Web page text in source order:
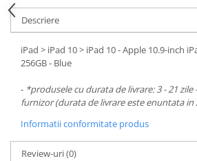
Descriere
iPad > iPad 10 > iPad 10 - Apple 10.9-inch
256GB - Blue
- *produsele cu durata de livrare: 3 - 21 zile
furnizor (durata de livrare este enuntata in
Informatii conformitate produs
Review-uri(0)